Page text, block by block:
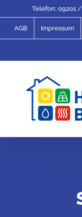
content
Telefon: 09201 /
AGB Impressum